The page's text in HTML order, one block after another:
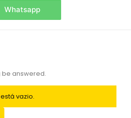
Whatsapp
answered.
vazio.